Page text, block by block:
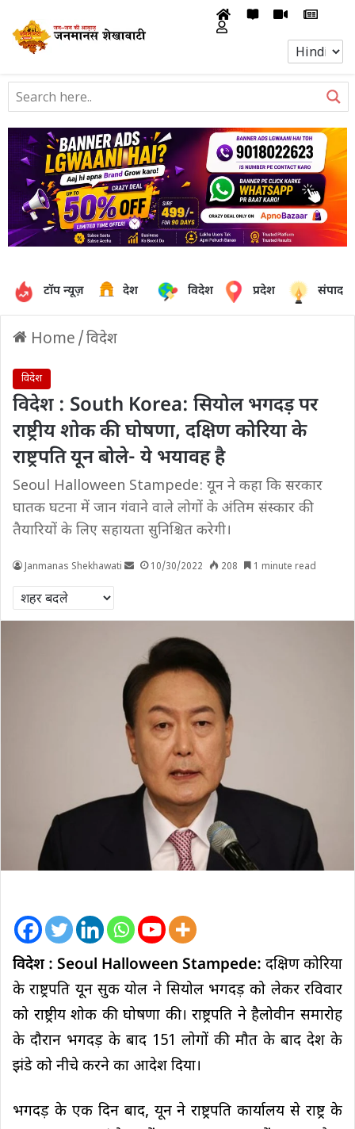
टॉप न्यूज़ देश विदेश प्रदेश
Home /विदेश
विदेश
विदेश : South Korea: सियोल भगदड़ पर
राष्ट्रीय शोक की घोषणा, दक्षिण कोरिया के
राष्ट्रपति यून बोले- ये भयावह है
Seoul Halloween Stampede: यून ने कहा कि सरकार
घातक घटना में जान गंवाने वाले लोगों के अंतिम संस्कार की
तैयारियों के लिए सहायता सुनिश्चित करेगी।
Janmanas Shekhawati 10/30/2022 208 1 minute read
विदेश : Seoul Halloween Stampede: दक्षिण कोरिया
के राष्ट्रपति यून सुक योल ने सियोल भगदड़ को लेकर रविवार
को राष्ट्रीय शोक की घोषणा की। राष्ट्रपति ने हैलोवीन समारोह
के दौरान भगदड़ के बाद 151 लोगों की मौत के बाद देश के
झंडे को नीचे करने का आदेश दिया।
भगदड़ के एक दिन बाद, यून ने राष्ट्रपति कार्यालय से राष्ट्र के